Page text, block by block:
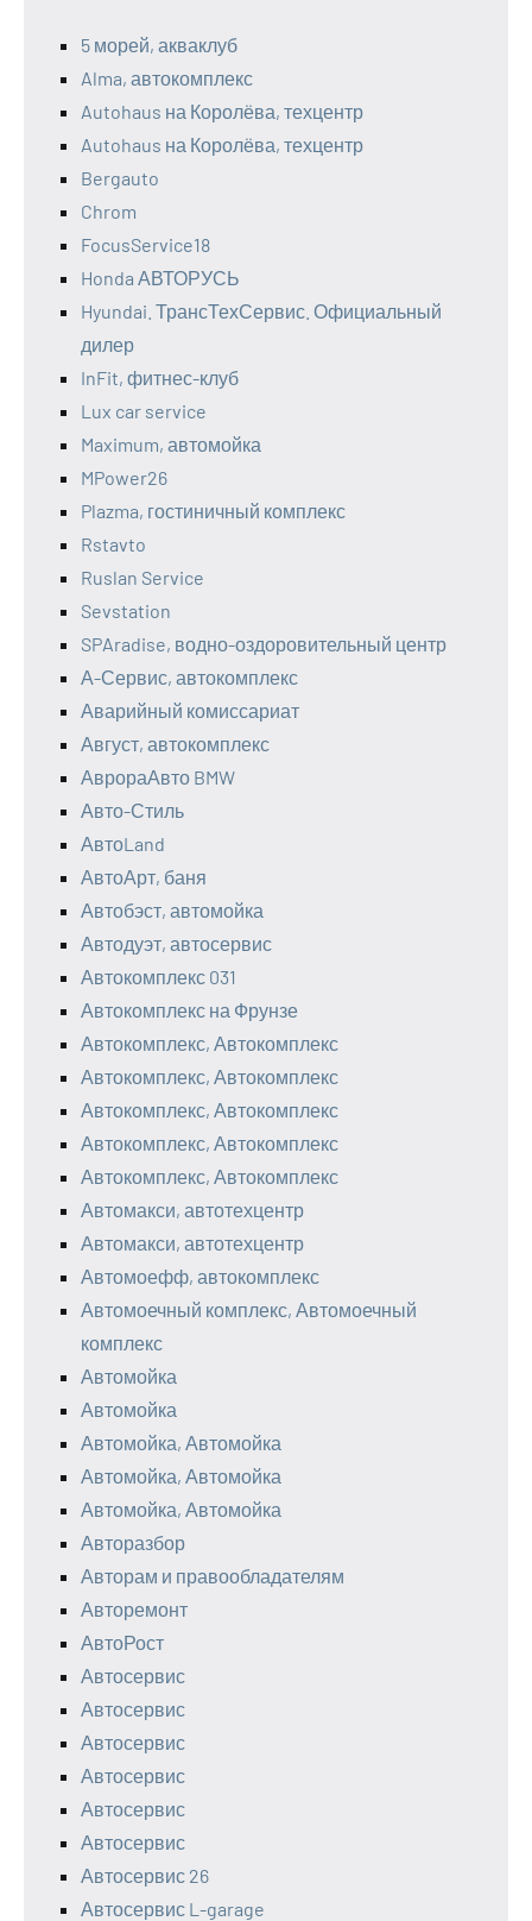
5 морей, акваклуб
Alma, автокомплекс
Autohaus на Королёва, техцентр
Autohaus на Королёва, техцентр
Bergauto
Chrom
FocusService18
Honda АВТОРУСЬ
Hyundai. ТрансТехСервис. Официальный
дилер
InFit, фитнес-клуб
Lux car service
Maximum, автомойка
MPower26
Plazma, гостиничный комплекс
Rstavto
Ruslan Service
Sevstation
SPAradise, водно-оздоровительный центр
А-Сервис, автокомплекс
Аварийный комиссариат
Август, автокомплекс
АврораАвто BMW
Авто-Стиль
АвтоLand
АвтоАрт, баня
Автобэст, автомойка
Автодуэт, автосервис
Автокомплекс 031
Автокомплекс на Фрунзе
Автокомплекс, Автокомплекс
Автокомплекс, Автокомплекс
Автокомплекс, Автокомплекс
Автокомплекс, Автокомплекс
Автокомплекс, Автокомплекс
Автомакси, автотехцентр
Автомакси, автотехцентр
Автомоефф, автокомплекс
Автомоечный комплекс, Автомоечный
комплекс
Автомойка
Автомойка
Автомойка, Автомойка
Автомойка, Автомойка
Автомойка, Автомойка
Авторазбор
Авторам и правообладателям
Авторемонт
АвтоРост
Автосервис
Автосервис
Автосервис
Автосервис
Автосервис
Автосервис
Автосервис 26
Автосервис L-garage